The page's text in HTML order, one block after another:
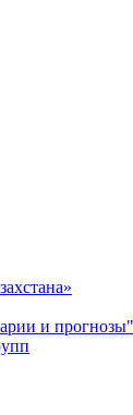
и прогнозы"